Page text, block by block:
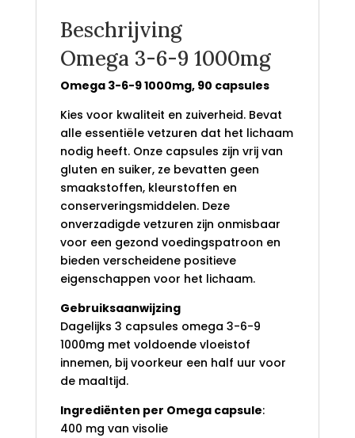
Beschrijving
Omega 3-6-9 1000mg
Omega 3-6-9 1000mg, 90 capsules
Kies voor kwaliteit en zuiverheid. Bevat
alle essentiële vetzuren dat het lichaam
nodig heeft. Onze capsules zijn vrij van
gluten en suiker, ze bevatten geen
smaakstoffen, kleurstoffen en
conserveringsmiddelen.Deze
onverzadigde vetzuren zijn onmisbaar
voor een gezond voedingspatroon en
bieden verscheidene positieve
eigenschappen voor het lichaam.
Gebruiksaanwijzing
Dagelijks 3 capsules omega 3-6-9
1000mg met voldoende vloeistof
innemen, bij voorkeur een half uur voor
de maaltijd.
Ingrediënten per Omega capsule:
400 mg van visolie